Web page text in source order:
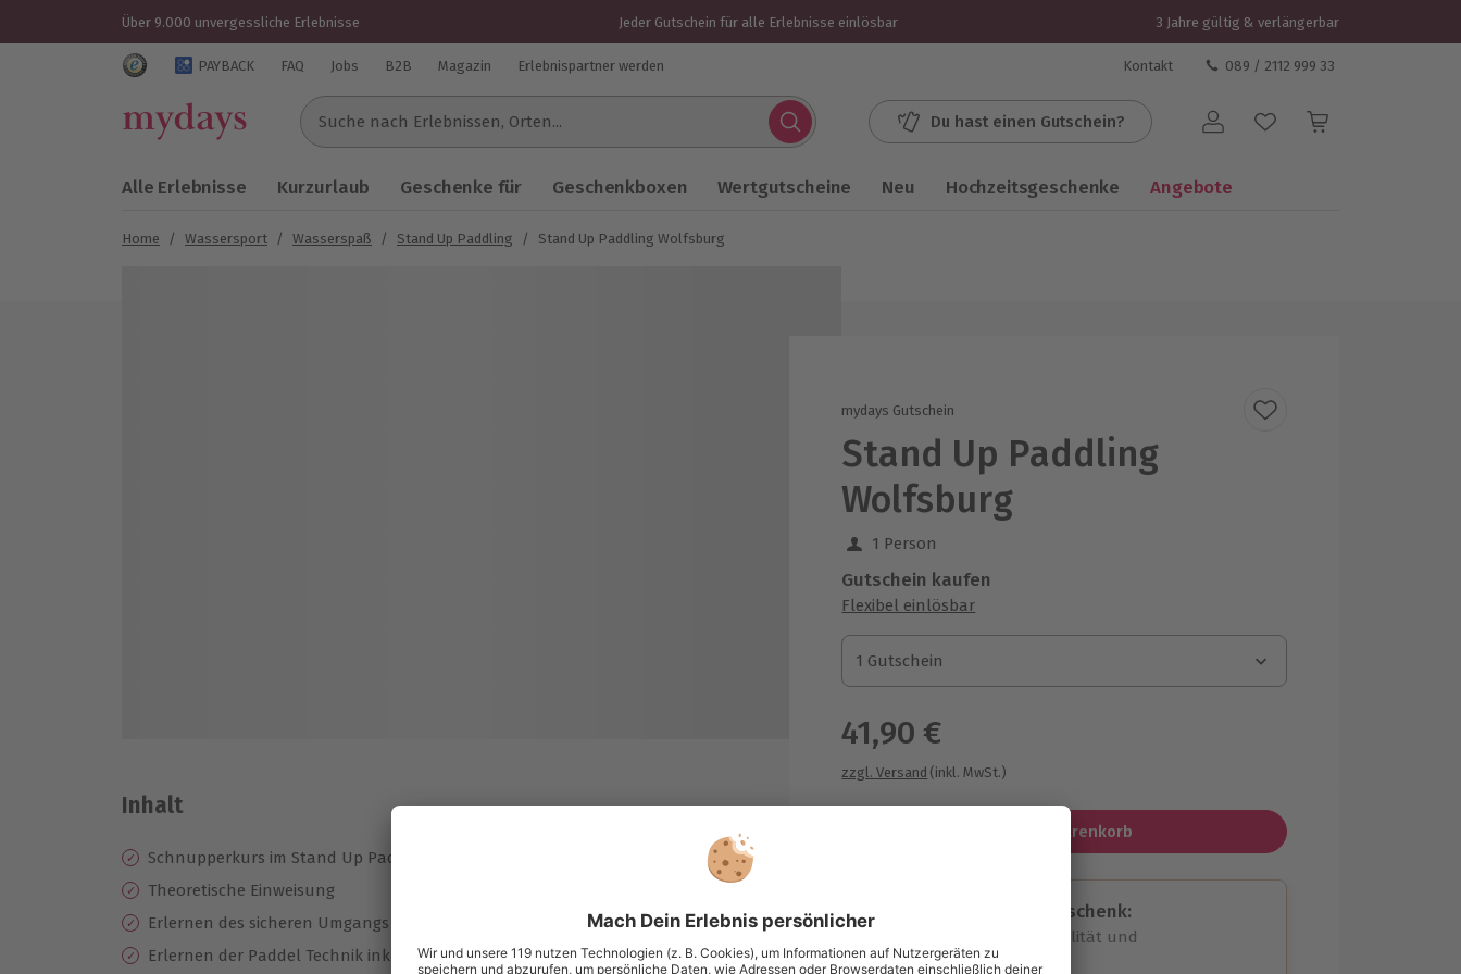
Über 9.000 unvergessliche Erlebnisse Jeder Gutschein für alle Erlebnisse einlösbar 3 Jahre gültig & verlängerbar
Trustedshops Bewertungen für mydays.de
PAYBACK FAQ Jobs B2B Magazin Erlebnispartner werden Kontakt 089 / 2112 999 33
Suche nach Erlebnissen...
Du hast einen Gutschein? Benutzerkonto
Alle Erlebnisse Kurzurlaub Geschenke für Geschenkboxen Wertgutscheine Neu Hochzeitsgeschenke Angebote
Home / Wassersport / Wasserspaß / Stand Up Paddling / Stand Up Paddling Wolfsburg
mydays Gutschein
Stand Up Paddling
Wolfsburg
1 Person
Gutschein kaufen
Flexibel einlösbar
1 Gutschein
1 Gutschein
1 Gutschein
41,90 €
zzgl. Versand (inkl. MwSt.)
In den Warenkorb
Immer das passende Geschenk:
Große Auswahl, volle Flexibilität und
maximale Sicherheit
Inhalt
Schnupperkurs im Stand Up Paddling
Theoretische Einweisung
Erlernen des sicheren Umgangs mit Board und Paddel
Erlernen der Paddel Technik inkl. Stoppen und Wenden